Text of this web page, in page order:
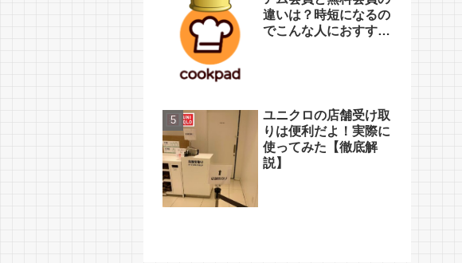
違いは？時短になるの
でこんな人におすす
ユニクロの店舗受け取
りは便利だよ！実際に
使ってみた【徹底解
説】